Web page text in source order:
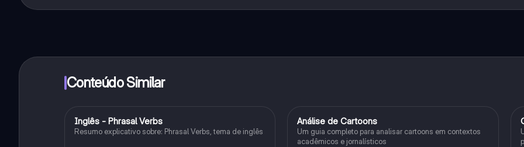
funcionalidades da aplicação, pode adquirir o Knowunity Pro.
Conteúdo Similar
Inglês
Inglês - Phrasal Verbs
Resumo explicativo sobre: Phrasal Verbs, tema de inglês
Inglês
Análise de Cartoons
Um guia completo para analisar cartoons em contextos
acadêmicos e jornalísticos